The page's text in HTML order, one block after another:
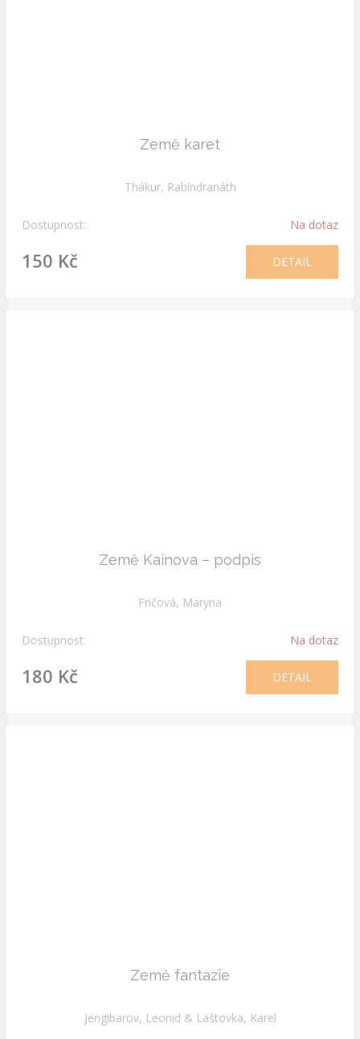
Země karet
Thákur, Rabíndranáth
Dostupnost: Na dotaz
150 Kč DETAIL
Země Kainova – podpis
Fričová, Maryna
Dostupnost: Na dotaz
180 Kč DETAIL
Země fantazie
Jengibarov, Leonid & Laštovka, Karel